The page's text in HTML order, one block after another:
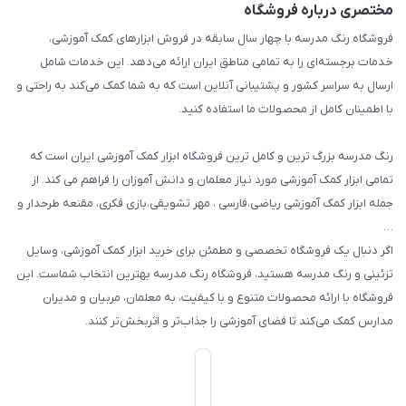
تزئین کلاس
طرح های تشویقی
گیفت ها و جوایز
سایر محصولات
مختصری درباره فروشگاه
فروشگاه رنگ مدرسه با چهار سال سابقه در فروش ابزارهای کمک آموزشی،
خدمات برجسته‌ای را به تمامی مناطق ایران ارائه می‌دهد. این خدمات شامل
ارسال به سراسر کشور و پشتیبانی آنلاین است که به شما کمک می‌کند به راحتی و
با اطمینان کامل از محصولات ما استفاده کنید.
رنگ مدرسه بزرگ ترین و کامل ترین فروشگاه ابزار کمک آموزشی ایران است که
تمامی ابزار کمک آموزشی مورد نیاز معلمان و دانش آموزان را فراهم می کند. از
جمله ابزار کمک آموزشی ریاضی،فارسی ، مهر تشویقی،بازی فکری، مقنعه طرحدار و
…
اگر دنبال یک فروشگاه تخصصی و مطمئن برای خرید ابزار کمک آموزشی، وسایل
تزئینی و رنگ مدرسه هستید، فروشگاه رنگ مدرسه بهترین انتخاب شماست. این
فروشگاه با ارائه محصولات متنوع و با کیفیت، به معلمان، مربیان و مدیران
مدارس کمک می‌کند تا فضای آموزشی را جذاب‌تر و اثربخش‌تر کنند.